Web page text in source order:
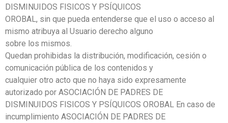
DISMINUIDOS FISICOS Y PSÍQUICOS
OROBAL, sin que pueda entenderse que el uso o acceso al
mismo atribuya al Usuario derecho alguno
sobre los mismos.
Quedan prohibidas la distribución, modificación, cesión o
comunicación pública de los contenidos y
cualquier otro acto que no haya sido expresamente
autorizado por ASOCIACIÓN DE PADRES DE
DISMINUIDOS FISICOS Y PSÍQUICOS OROBAL En caso de
incumplimiento ASOCIACIÓN DE PADRES DE